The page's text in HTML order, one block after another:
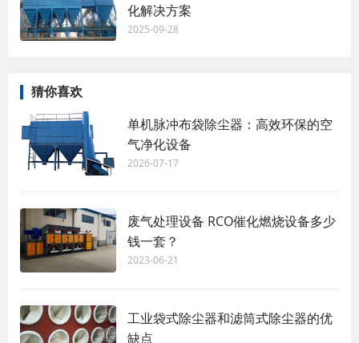
化解决方案
2025-09-28
猜你喜欢
单机脉冲布袋除尘器：高效环保的空
气净化设备
2026-07-17
废气处理设备 RCO催化燃烧设备多少
钱一套？
2023-06-21
工业袋式除尘器和滤筒式除尘器的优
缺点